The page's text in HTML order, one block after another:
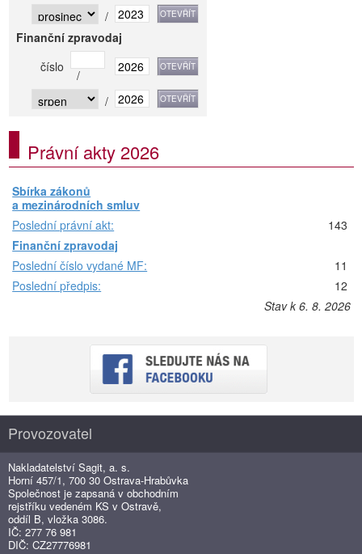
/
Finanční zpravodaj
číslo
/
/
Právní akty 2026
Sbírka zákonů
a mezinárodních smluv
Poslední právní akt:
143
Finanční zpravodaj
Poslední číslo vydané MF:
11
Poslední předpis:
12
Stav k 6. 8. 2026
Provozovatel
Nakladatelství Sagit, a. s.
Horní 457/1, 700 30 Ostrava-Hrabůvka
Společnost je zapsaná v obchodním
rejstříku vedeném KS v Ostravě,
oddíl B, vložka 3086.
IČ: 277 76 981
DIČ: CZ27776981